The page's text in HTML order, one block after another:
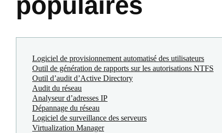
Logiciel de provisionnement automatisé des utilisateurs
Outil de génération de rapports sur les autorisations NTFS
Outil d’audit d’Active Directory
Audit du réseau
Analyseur d’adresses IP
Dépannage du réseau
Logiciel de surveillance des serveurs
Virtualization Manager